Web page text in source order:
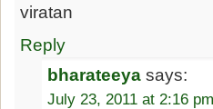
viratan
Reply
bharateeya says:
July 23, 2011 at 2:16 pm